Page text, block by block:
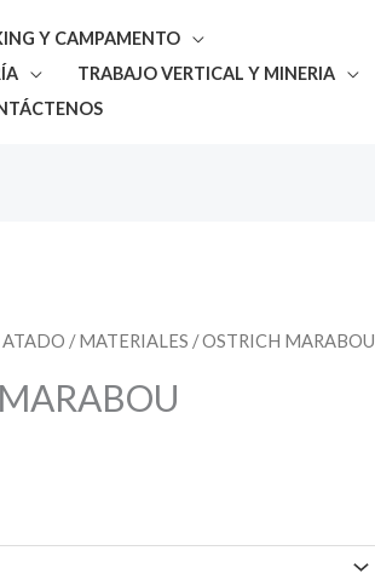
Y CAMPAMENTO
TRABAJO VERTICAL Y MINERIA
/MATERIALES / OSTRICH MARABOU